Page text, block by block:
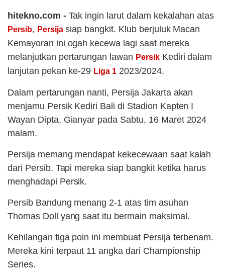
hitekno.com - Tak ingin larut dalam kekalahan atas
Persib, Persijasiap bangkit. Klub berjuluk Macan
Kemayoran ini ogah kecewa lagi saat mereka
melanjutkan pertarungan lawan PersikKediri dalam
lanjutan pekan ke-29 Liga 1 2023/2024.
Dalam pertarungan nanti, Persija Jakarta akan
menjamu Persik Kediri Bali di Stadion Kapten I
Wayan Dipta, Gianyar pada Sabtu, 16 Maret 2024
malam.
Persija memang mendapat kekecewaan saat kalah
dari Persib. Tapi mereka siap bangkit ketika harus
menghadapi Persik.
Persib Bandung menang 2-1 atas tim asuhan
Thomas Doll yang saat itu bermain maksimal.
Kehilangan tiga poin ini membuat Persija terbenam.
Mereka kini terpaut 11 angka dari Championship
Series.